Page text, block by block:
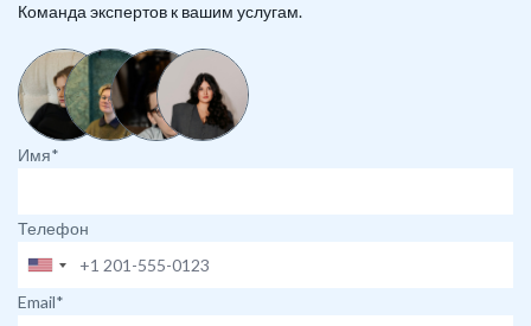
Команда экспертов к вашим услугам.
Имя*
Телефон
Email*